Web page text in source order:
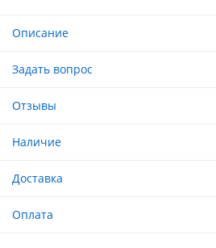
Описание
Задать вопрос
Отзывы
Наличие
Доставка
Оплата